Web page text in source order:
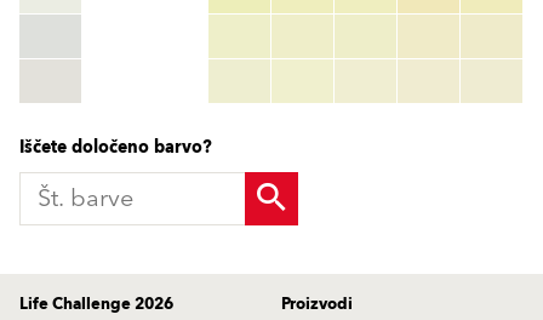
HEX:hex_code
TSR:tsr_code
Več
Iščete določeno barvo?
Life Challenge 2026
Proizvodi